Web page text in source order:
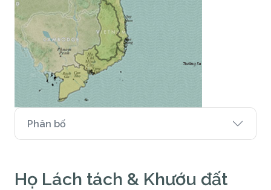
Phân bố
Họ Lách tách & Khướu đất